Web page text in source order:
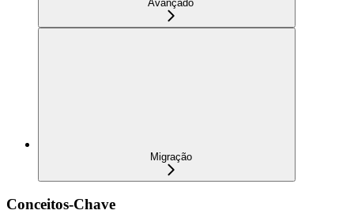
Avançado
Migração
Conceitos-Chave